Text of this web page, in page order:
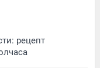
рецепт